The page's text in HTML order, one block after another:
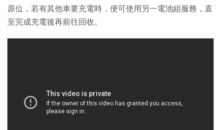
原位，若有其他車要充電時，便可使用另一電池組服務，直
至完成充電後再前往回收。